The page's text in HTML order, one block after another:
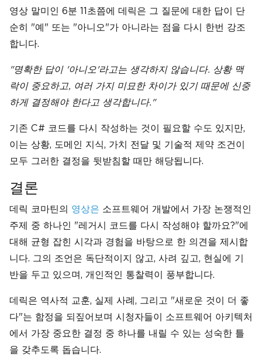
영상 말미인 6분 11초쯤에 데릭은 그 질문에 대한 답이 단
순히 "예" 또는 "아니오"가 아니라는 점을 다시 한번 강조
합니다.
"명확한 답이 '아니오'라고는 생각하지 않습니다. 상황 맥
락이 중요하고, 여러 가지 미묘한 차이가 있기 때문에 신중
하게 결정해야 한다고 생각합니다."
기존 C# 코드를 다시 작성하는 것이 필요할 수도 있지만,
이는 상황, 도메인 지식, 가치 전달 및 기술적 제약 조건이
모두 그러한 결정을 뒷받침할 때만 해당됩니다.
결론
데릭 코마틴의 영상은 소프트웨어 개발에서 가장 논쟁적인
주제 중 하나인 "레거시 코드를 다시 작성해야 할까요?"에
대해 균형 잡힌 시각과 경험을 바탕으로 한 의견을 제시합
니다. 그의 조언은 독단적이지 않고, 사려 깊고, 현실에 기
반을 두고 있으며, 개인적인 통찰력이 풍부합니다.
데릭은 역사적 교훈, 실제 사례, 그리고 "새로운 것이 더 좋
다"는 함정을 되짚어보며 시청자들이 소프트웨어 아키텍처
에서 가장 중요한 결정 중 하나를 내릴 수 있는 성숙한 틀
을 갖추도록 돕습니다.